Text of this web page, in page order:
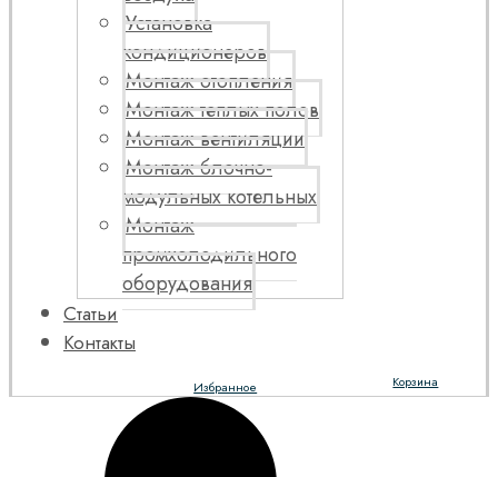
Установка
кондиционеров
Монтаж отопления
Монтаж теплых полов
Монтаж вентиляции
Монтаж блочно-
модульных котельных
Монтаж
промхолодильного
оборудования
Статьи
Контакты
Корзина
Избранное